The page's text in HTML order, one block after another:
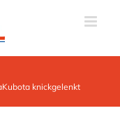
Kubota knickgelenkt